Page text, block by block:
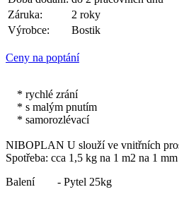
Záruka:
2 roky
Výrobce:
Bostik
Ceny na poptání
* rychlé zrání
* s malým pnutím
* samorozlévací
NIBOPLAN U slouží ve vnitřních
Spotřeba: cca 1,5 kg na 1 m2 na 1
Balení - Pytel 25kg